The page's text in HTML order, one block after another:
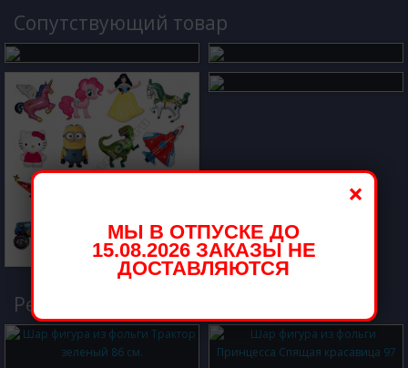
Cопутствующий товар
Рекомендуемые товары
×
МЫ В ОТПУСКЕ ДО
15.08.2026 ЗАКАЗЫ НЕ
ДОСТАВЛЯЮТСЯ